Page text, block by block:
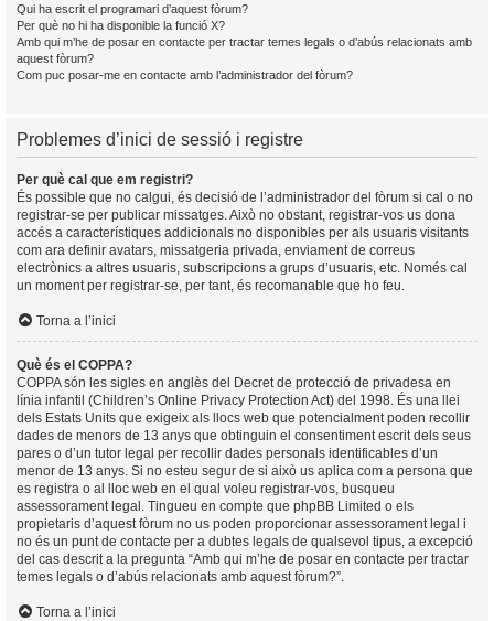
Qui ha escrit el programari d’aquest fòrum?
Per què no hi ha disponible la funció X?
Amb qui m’he de posar en contacte per tractar temes legals o d’abús relacionats amb
aquest fòrum?
Com puc posar-me en contacte amb l’administrador del fòrum?
Problemes d’inici de sessió i registre
Per què cal que em registri?
És possible que no calgui, és decisió de l’administrador del fòrum si cal o no
registrar-se per publicar missatges. Això no obstant, registrar-vos us dona
accés a característiques addicionals no disponibles per als usuaris visitants
com ara definir avatars, missatgeria privada, enviament de correus
electrònics a altres usuaris, subscripcions a grups d’usuaris, etc. Només cal
un moment per registrar-se, per tant, és recomanable que ho feu.
Torna a l’inici
Què és el COPPA?
COPPA són les sigles en anglès del Decret de protecció de privadesa en
línia infantil (Children’s Online Privacy Protection Act) del 1998. És una llei
dels Estats Units que exigeix als llocs web que potencialment poden recollir
dades de menors de 13 anys que obtinguin el consentiment escrit dels seus
pares o d’un tutor legal per recollir dades personals identificables d’un
menor de 13 anys. Si no esteu segur de si això us aplica com a persona que
es registra o al lloc web en el qual voleu registrar-vos, busqueu
assessorament legal. Tingueu en compte que phpBB Limited o els
propietaris d’aquest fòrum no us poden proporcionar assessorament legal i
no és un punt de contacte per a dubtes legals de qualsevol tipus, a excepció
del cas descrit a la pregunta “Amb qui m’he de posar en contacte per tractar
temes legals o d’abús relacionats amb aquest fòrum?”.
Torna a l’inici